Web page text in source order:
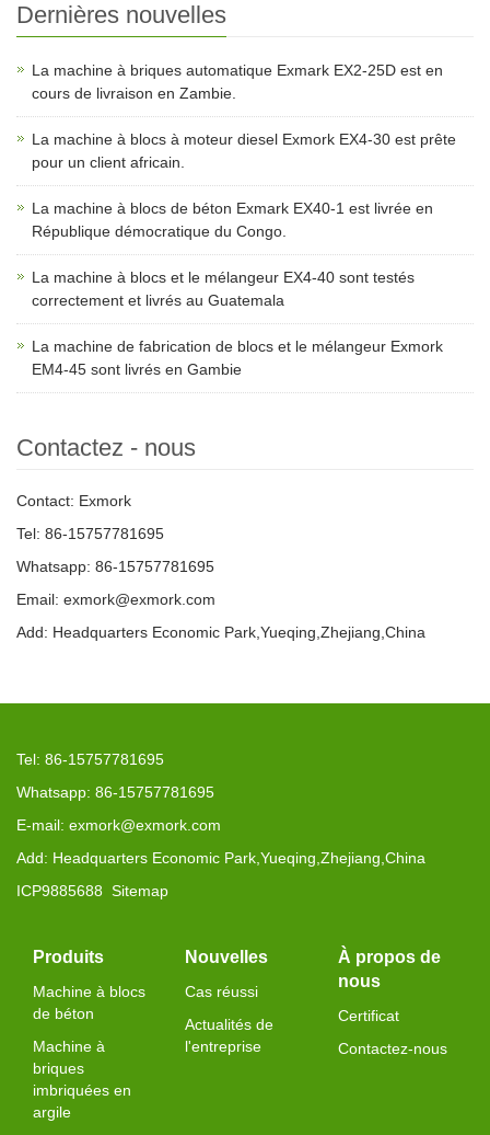
Dernières nouvelles
La machine à briques automatique Exmark EX2-25D est en
cours de livraison en Zambie.
La machine à blocs à moteur diesel Exmork EX4-30 est prête
pour un client africain.
La machine à blocs de béton Exmark EX40-1 est livrée en
République démocratique du Congo.
La machine à blocs et le mélangeur EX4-40 sont testés
correctement et livrés au Guatemala
La machine de fabrication de blocs et le mélangeur Exmork
EM4-45 sont livrés en Gambie
Contactez - nous
Contact: Exmork
Tel: 86-15757781695
Whatsapp: 86-15757781695
Email: exmork@exmork.com
Add: Headquarters Economic Park,Yueqing,Zhejiang,China
Tel: 86-15757781695
Whatsapp: 86-15757781695
E-mail: exmork@exmork.com
Add: Headquarters Economic Park,Yueqing,Zhejiang,China
ICP9885688 Sitemap
Produits
Machine à blocs
de béton
Machine à
briques
imbriquées en
argile
Nouvelles
Cas réussi
Actualités de
l'entreprise
À propos de
nous
Certificat
Contactez-nous